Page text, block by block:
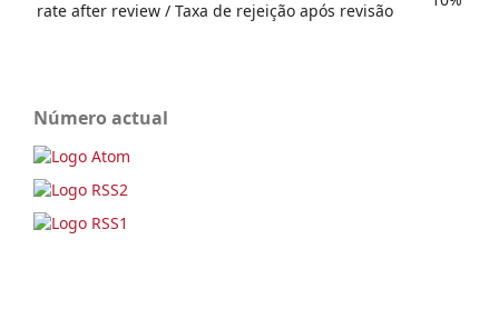
rate after review / Taxa de rejeição após revisão
Número actual